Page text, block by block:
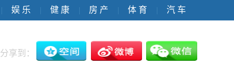
| 娱 乐 | 健 康 | 房 产 | 体 育 | 汽 车
分享到：